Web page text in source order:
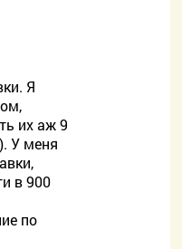
Я
их аж 9
У меня
в 900
по